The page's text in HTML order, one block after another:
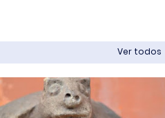
Ver todos